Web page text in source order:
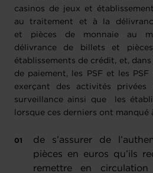
casinos de jeux et
au traitement et à la
et pièces de monnaie au
délivrance de billets et
établissements de crédit, et,
de paiement, les PSF et les PSF
exerçant des activités
surveillance ainsi que les
lorsque ces derniers ont manqué
de s’assurer de
pièces en euros qu’ils
remettre en